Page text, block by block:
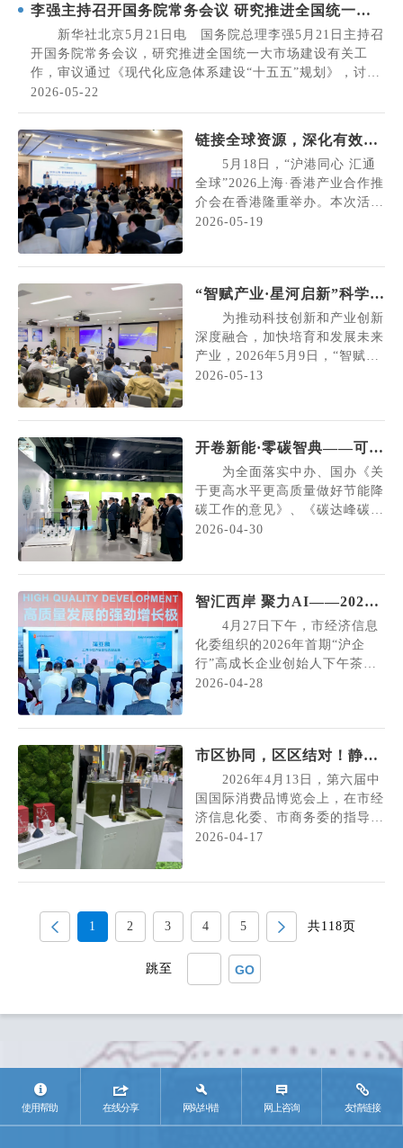
电子信息、大数据、智能制造等
领域多家重点企业代表参会。
蒲亚鹏表示，上海作为全国
最大的经济中心城市，正...
李强主持召开国务院常务会议 研究推进全国统一大
市场建设有关工作 审议通过《现代化应急体系建
设“十五五”规划》 讨论《中华人民共和国中国人民
银行法（修订草案）》
新华社北京5月21日电 国务院总理李强5月21日主持召
开国务院常务会议，研究推进全国统一大市场建设有关工
作，审议通过《现代化应急体系建设“十五五”规划》，讨论
《中华人民共和国中国人民银行法（修订草案）》。
会议指出，建设全国统一大市场是构建新发展格局、推动高
质量发展的需要。近年来，全国统一大市场建设...
2026-05-22
链接全球资源，深化有效投
资！2026上海·香港产业合
作推介会顺利举办
5月18日，“沪港同心 汇通
全球”2026上海·香港产业合作推
介会在香港隆重举办。本次活动
旨在深化沪港两地在金融、科
投资上海、扎根上海，同时助力
上海企业开拓国际市场、布局全
球。上海市经济信息化委（市投
促办）副主任蒲亚鹏，...
2026-05-19
“智赋产业·星河启新”科学智
能与产业创新交流会成功举
办
为推动科技创新和产业创新
深度融合，加快培育和发展未来
产业，2026年5月9日，“智赋产
业·星河启新”科学智能与产业创
材料、高端化工领域近30家国家
级及市级企业技术中心相关负责
人出席会议。 本次会议聚
焦科学智能（AI for S...
2026-05-13
开卷新能·零碳智典——可再
生能源和储能产业对接活动
成功举办
为全面落实中办、国办《关
于更高水平更高质量做好节能降
碳工作的意见》、《碳达峰碳中
和综合评价考核办法》等文件精
市节能中心、上海市外商投资协
会绿色低碳发展分会联合主办
的“开卷新能·零碳智典”系列产
业对接活动——可再...
2026-04-30
智汇西岸 聚力AI——2026
年首期“沪企行”高成长企业
创始人下午茶（AI专场）成
功举办！
4月27日下午，市经济信息
化委组织的2026年首期“沪企
行”高成长企业创始人下午茶
（AI专场）活动成功举办。市
位高成长企业创始人及头部投资
机构、行业服务机构面对面沟通
交流，倾听企业发展诉求，服务
支持企业在沪高质量发展。 ...
2026-04-28
市区协同，区区结对！静安
奉贤在第六届消博会共绘上
海化妆品产业新图景
2026年4月13日，第六届中
国国际消费品博览会上，在市经
济信息化委、市商务委的指导支
持下，静安区与奉贤区携手发
加紧密的联动格局。 2025
年9月，市经济信息化委会同六
部门发布《关于进一步促进化妆
品产业高质量发展的若干措...
2026-04-17
1 2 3 4 5 共118页
跳至 GO
使用帮助 在线分享 网站纠错 网上咨询 友情链接